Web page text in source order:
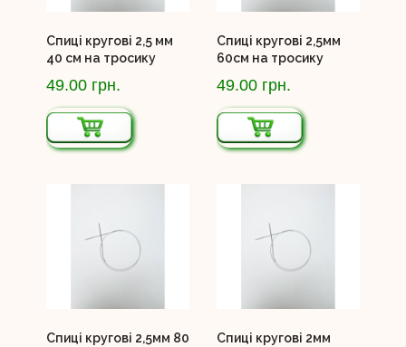
Спиці кругові 2,5 мм
40 см на тросику
49.00 грн.
Спиці кругові 2,5мм
60см на тросику
49.00 грн.
Спиці кругові 2,5мм 80
Спиці кругові 2мм